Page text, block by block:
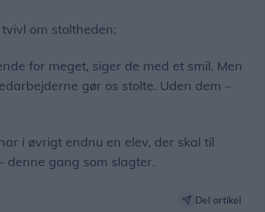
om stoltheden:
for meget, siger de med et smil. Men
gør os stolte. Uden dem –
i øvrigt endnu en elev, der skal til
denne gang som slagter.
Del artikel